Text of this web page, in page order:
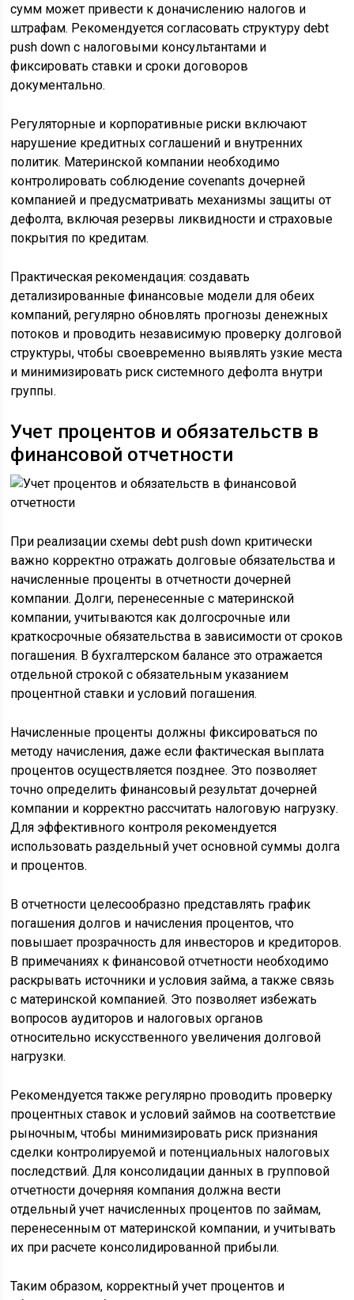
сумм может привести к доначислению налогов и
штрафам. Рекомендуется согласовать структуру debt
push down с налоговыми консультантами и
фиксировать ставки и сроки договоров
документально.
Регуляторные и корпоративные риски включают
нарушение кредитных соглашений и внутренних
политик. Материнской компании необходимо
контролировать соблюдение covenants дочерней
компанией и предусматривать механизмы защиты от
дефолта, включая резервы ликвидности и страховые
покрытия по кредитам.
Практическая рекомендация: создавать
детализированные финансовые модели для обеих
компаний, регулярно обновлять прогнозы денежных
потоков и проводить независимую проверку долговой
структуры, чтобы своевременно выявлять узкие места
и минимизировать риск системного дефолта внутри
группы.
Учет процентов и обязательств в
финансовой отчетности
При реализации схемы debt push down критически
важно корректно отражать долговые обязательства и
начисленные проценты в отчетности дочерней
компании. Долги, перенесенные с материнской
компании, учитываются как долгосрочные или
краткосрочные обязательства в зависимости от сроков
погашения. В бухгалтерском балансе это отражается
отдельной строкой с обязательным указанием
процентной ставки и условий погашения.
Начисленные проценты должны фиксироваться по
методу начисления, даже если фактическая выплата
процентов осуществляется позднее. Это позволяет
точно определить финансовый результат дочерней
компании и корректно рассчитать налоговую нагрузку.
Для эффективного контроля рекомендуется
использовать раздельный учет основной суммы долга
и процентов.
В отчетности целесообразно представлять график
погашения долгов и начисления процентов, что
повышает прозрачность для инвесторов и кредиторов.
В примечаниях к финансовой отчетности необходимо
раскрывать источники и условия займа, а также связь
с материнской компанией. Это позволяет избежать
вопросов аудиторов и налоговых органов
относительно искусственного увеличения долговой
нагрузки.
Рекомендуется также регулярно проводить проверку
процентных ставок и условий займов на соответствие
рыночным, чтобы минимизировать риск признания
сделки контролируемой и потенциальных налоговых
последствий. Для консолидации данных в групповой
отчетности дочерняя компания должна вести
отдельный учет начисленных процентов по займам,
перенесенным от материнской компании, и учитывать
их при расчете консолидированной прибыли.
Таким образом, корректный учет процентов и